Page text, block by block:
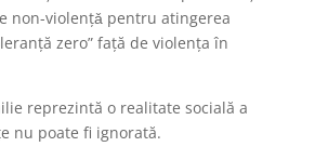
non-violenţǎ pentru atingerea
zero” faţă de violenţa în
reprezintă o realitate socială a
nu poate fi ignorată.